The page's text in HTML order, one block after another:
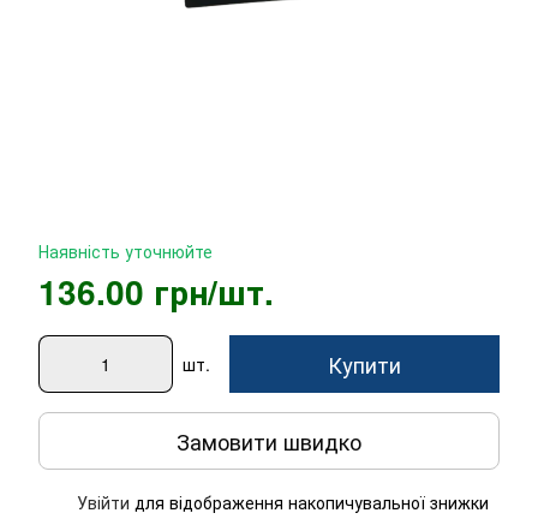
Наявність уточнюйте
136.00 грн/шт.
шт. Купити
Замовити швидко
Увійти для відображення накопичувальної знижки